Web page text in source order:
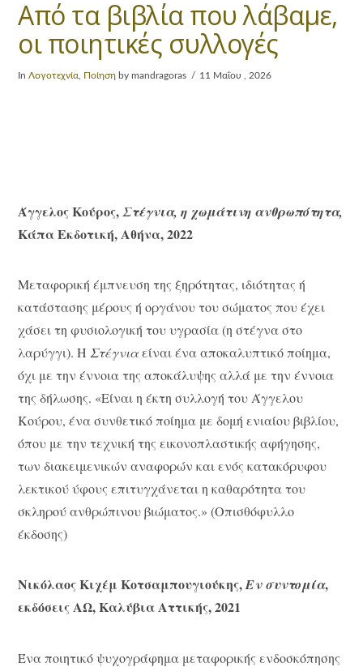
Από τα βιβλία που λάβαμε,
οι ποιητικές συλλογές
InΛογοτεχνία, Ποίηση by mandragoras 11 Μαΐου , 2026
Άγγελος Κούρος,Στέγνια, η χωμάτινη ανθρωπότητα,
Κάπα Εκδοτική, Αθήνα, 2022
Μεταφορική έμπνευση της ξηρότητας, ιδιότητας ή
κατάστασης μέρους ή οργάνου του σώματος που έχει
χάσει τη φυσιολογική του υγρασία (η στέγνα στο
λαρύγγι). Η Στέγνιαείναι ένα αποκαλυπτικό ποίημα,
όχι με την έννοια της αποκάλυψης αλλά με την έννοια
της δήλωσης. «Είναι η έκτη συλλογή του Άγγελου
Κούρου, ένα συνθετικό ποίημα με δομή ενιαίου βιβλίου,
όπου με την τεχνική της εικονοπλαστικής αφήγησης,
των διακειμενικών αναφορών και ενός κατακόρυφου
λεκτικού ύφους επιτυγχάνεται η καθαρότητα του
σκληρού ανθρώπινου βιώματος.» (Οπισθόφυλλο
έκδοσης)
Νικόλαος Κιχέμ Κοτσαμπουγιούκης,Εν συντομία,
εκδόσεις ΑΩ, Καλύβια Αττικής, 2021
Ένα ποιητικό ψυχογράφημα μεταφορικής ενδοσκόπησης